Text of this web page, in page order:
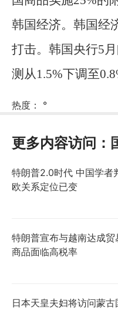
韩国经济。韩国经
打击。韩国央行5
测从1.5%下调至
热度： °
更多内容访问：
特朗普2.0时代 中国学者
欧关系定位已变
特朗普宣布与越南达成贸
商品面临高税率
日本天皇夫妇将访问蒙古